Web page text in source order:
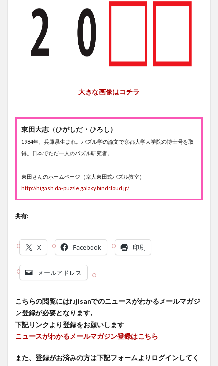
大きな画像はコチラ
東田大志（ひがしだ・ひろし）
1984年、兵庫県生まれ。パズル学の論文で京都大学大学院の博士号を取
得。日本でただ一人のパズル研究者。
東田さんのホームページ（京大東田式パズル教室）
http://higashida-puzzle.galaxy.bindcloud.jp/
共有:
X Facebook 印刷
メールアドレス
こちらの閲覧にはfujisanでのニュースがわかるメールマガジ
ン登録が必要となります。
下記リンクより登録をお願いします
ニュースがわかるメールマガジン登録はこちら
また、登録がお済みの方は下記フォームよりログインしてく